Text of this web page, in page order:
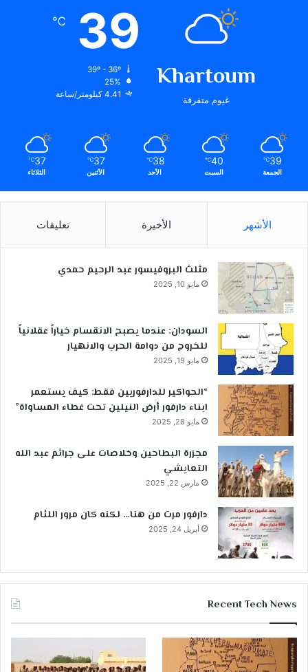
Khartoum
غيوم متفرقة
39
℃
25%
4.41 كيلومتر/ساعة
39
℃
الجمعة
40
℃
السبت
38
℃
الأحد
37
℃
الأثنين
37
℃
الثلاثاء
الأشهر الأخيرة تعليقات
مثلث البروفيسور عبد الرحيم حمدي
مايو 10, 2025
السودان: عندما يصبح الانقسام خياراً عقلانياً
للخروج من دوامة الحرب والانهيار
مايو 19, 2025
“الحواكير للدارفوريين فقط: كيف يستعمر
ابناء دارفور أرض النيلين تحت غطاء المساواة”
مايو 28, 2025
مجزرة البطاحين وخلاصات على جرائم عبد الله
التعايشي
مارس 22, 2025
دارفور مرت من هنا… لكنه كان مرور اللئام
أبريل 24, 2025
Recent Tech News